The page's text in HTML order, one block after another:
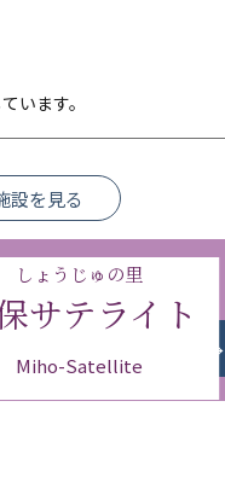
います。
設を見る
設されたばかりの
ムでスタイリッシュな特養
く見る
しょうじゅの里
サテライト
Miho-Satellite